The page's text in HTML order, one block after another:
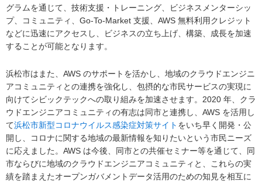
グラムを通じて、技術支援・トレーニング、ビジネスメンターシッ
プ、コミュニティ、Go-To-Market 支援、AWS 無料利用クレジット
などに迅速にアクセスし、ビジネスの立ち上げ、構築、成長を加速
することが可能となります。
浜松市はまた、AWS のサポートを活かし、地域のクラウドエンジニ
アコミュニティとの連携を強化し、包摂的な市民サービスの実現に
向けてシビックテックへの取り組みを加速させます。2020 年、クラ
ウドエンジニアコミュニティの有志は同市と連携し、AWS を活用し
て浜松市新型コロナウイルス感染症対策サイト をいち早く開発・公
開し、コロナに関する地域の最新情報を知りたいという市民ニーズ
に応えました。AWS は今後、同市との共催セミナー等を通じて、同
市ならびに地域のクラウドエンジニアコミュニティと、これらの実
績を踏まえたオープンガバメントデータ活用のための知見を相互に